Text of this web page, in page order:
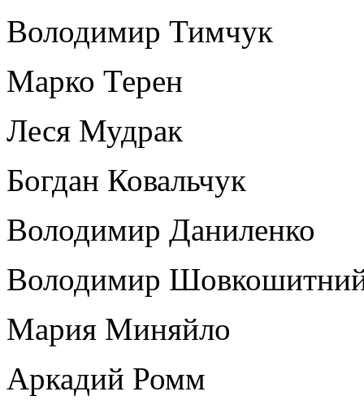
Володимир Тимчук
Марко Терен
Леся Мудрак
Богдан Ковальчук
Володимир Даниленко
Володимир
Мария Миняйло
Аркадий Ромм